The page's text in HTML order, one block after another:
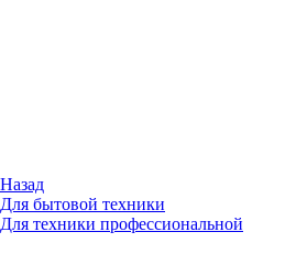
Назад
Для бытовой техники
Для техники профессиональной